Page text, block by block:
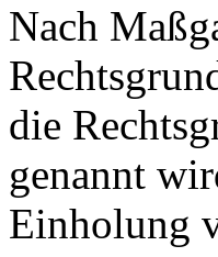
Nach
die
genannt
Einholung